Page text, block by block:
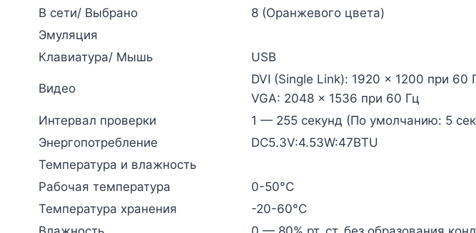
В сети/ Выбрано
8 (Оранжевого цвета)
Эмуляция
Клавиатура/ Мышь
USB
Видео
DVI (Single Link): 1920 x 1200 при 60
VGA: 2048 x 1536 при 60 Гц
Интервал проверки
1 — 255 секунд (По умолчанию: 5
Энергопотребление
DC5.3V:4.53W:47BTU
Температура и влажность
Рабочая температура
0-50°C
Температура хранения
-20-60°C